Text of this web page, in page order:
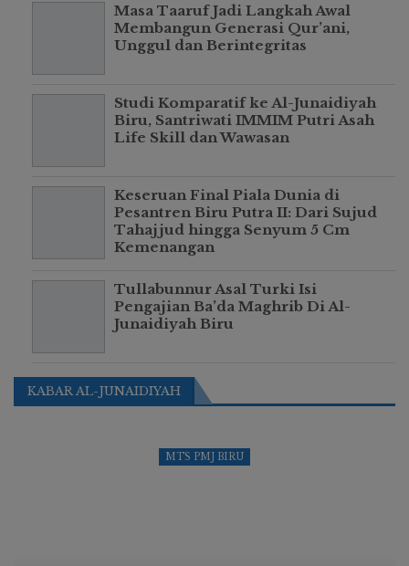
Masa Taaruf Jadi Langkah Awal
Membangun Generasi Qur’ani,
Unggul dan Berintegritas
Studi Komparatif ke Al-Junaidiyah
Biru, Santriwati IMMIM Putri Asah
Life Skill dan Wawasan
Keseruan Final Piala Dunia di
Pesantren Biru Putra II: Dari Sujud
Tahajjud hingga Senyum 5 Cm
Kemenangan
Tullabunnur Asal Turki Isi
Pengajian Ba’da Maghrib Di Al-
Junaidiyah Biru
KABAR AL-JUNAIDIYAH
MTS PMJ BIRU